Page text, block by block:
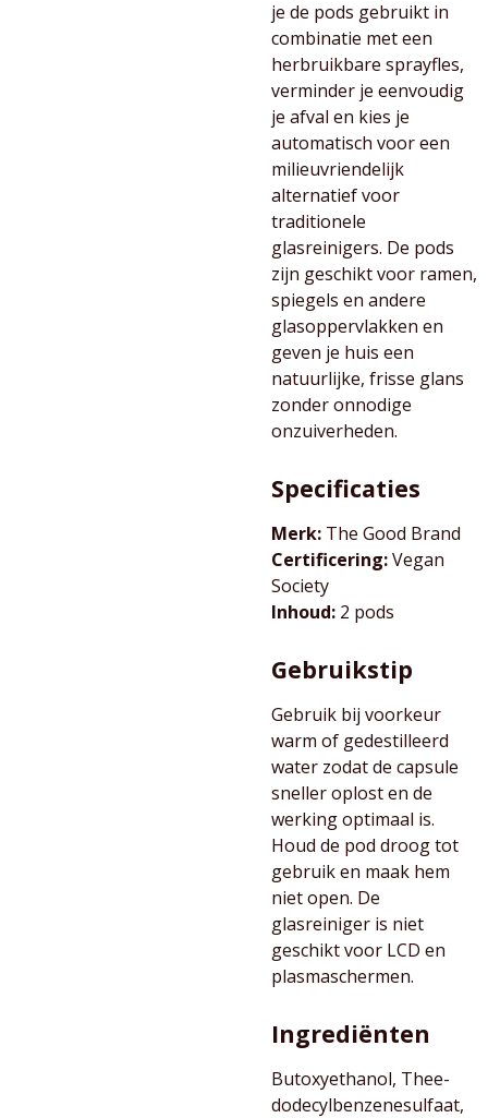
je de pods gebruikt in
combinatie met een
herbruikbare sprayfles,
verminder je eenvoudig
je afval en kies je
automatisch voor een
milieuvriendelijk
alternatief voor
traditionele
glasreinigers. De pods
zijn geschikt voor ramen,
spiegels en andere
glasoppervlakken en
geven je huis een
natuurlijke, frisse glans
zonder onnodige
onzuiverheden.
Specificaties
Merk: The Good Brand
Certificering:Vegan
Society
Inhoud: 2 pods
Gebruikstip
Gebruik bij voorkeur
warm of gedestilleerd
water zodat de capsule
sneller oplost en de
werking optimaal is.
Houd de pod droog tot
gebruik en maak hem
niet open. De
glasreiniger is niet
geschikt voor LCD en
plasmaschermen.
Ingrediënten
Butoxyethanol, Thee-
dodecylbenzenesulfaat,